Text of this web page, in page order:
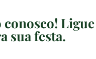
sua festa.